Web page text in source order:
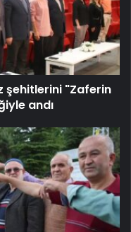
şehitlerini "Zaferin
andı